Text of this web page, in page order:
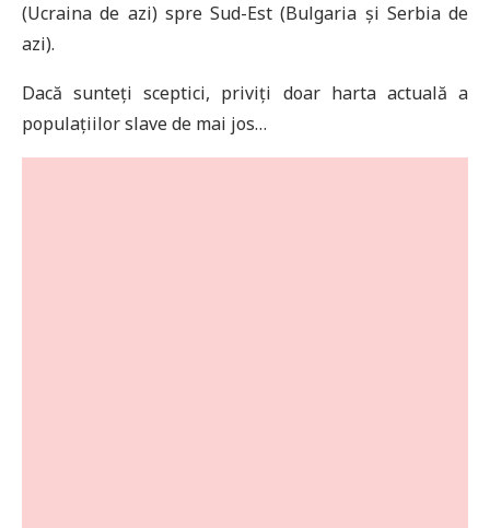
(Ucraina de azi) spre Sud-Est (Bulgaria și Serbia de
azi).
Dacă sunteți sceptici, priviți doar harta actuală a
populațiilor slave de mai jos…